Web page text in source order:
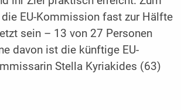
EU-Kommission fast zur Hälfte
sein – 13 von 27 Personen
davon ist die künftige EU-
Stella Kyriakides (63)